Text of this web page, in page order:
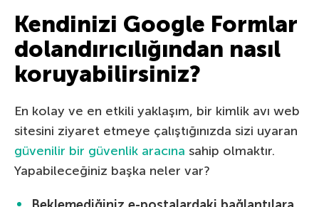
Kendinizi Google Formlar
dolandırıcılığından nasıl
koruyabilirsiniz?
En kolay ve en etkili yaklaşım, bir kimlik avı web
sitesini ziyaret etmeye çalıştığınızda sizi uyaran
güvenilir bir güvenlik aracına sahip olmaktır.
Yapabileceğiniz başka neler var?